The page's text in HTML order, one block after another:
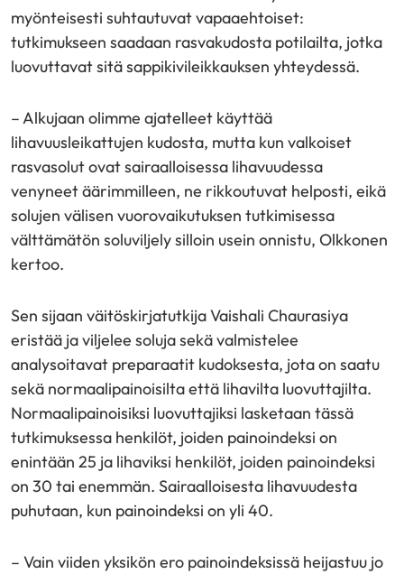
myönteisesti suhtautuvat vapaaehtoiset:
tutkimukseen saadaan rasvakudosta potilailta, jotka
luovuttavat sitä sappikivileikkauksen yhteydessä.
– Alkujaan olimme ajatelleet käyttää
lihavuusleikattujen kudosta, mutta kun valkoiset
rasvasolut ovat sairaalloisessa lihavuudessa
venyneet äärimmilleen, ne rikkoutuvat helposti, eikä
solujen välisen vuorovaikutuksen tutkimisessa
välttämätön soluviljely silloin usein onnistu, Olkkonen
kertoo.
Sen sijaan väitöskirjatutkija Vaishali Chaurasiya
eristää ja viljelee soluja sekä valmistelee
analysoitavat preparaatit kudoksesta, jota on saatu
sekä normaalipainoisilta että lihavilta luovuttajilta.
Normaalipainoisiksi luovuttajiksi lasketaan tässä
tutkimuksessa henkilöt, joiden painoindeksi on
enintään 25 ja lihaviksi henkilöt, joiden painoindeksi
on 30 tai enemmän. Sairaalloisesta lihavuudesta
puhutaan, kun painoindeksi on yli 40.
– Vain viiden yksikön ero painoindeksissä heijastuu jo